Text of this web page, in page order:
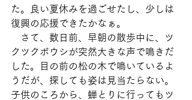
た。良い夏休みを過ごせたし、少しは
復興の応援できたかなぁ。
さて、数日前、早朝の散歩中に、ツ
クツクボウシが突然大きな声で鳴きだ
した。目の前の松の木で鳴いているよ
うだが、探しても姿は見当たらない。
子供のころから、蝉とりに行ってもツ